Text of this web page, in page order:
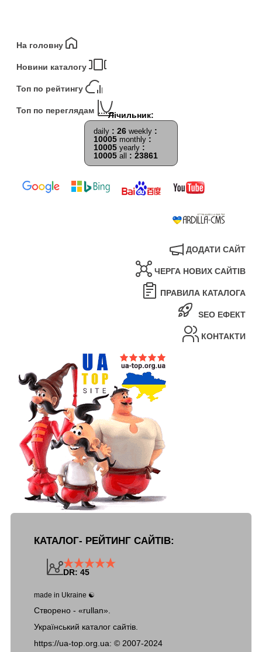
На головну
Новини каталогу
Топ по рейтингу
Топ по переглядам
daily : 26 weekly :
10005 monthly :
10005 yearly :
10005 all : 23861
ДОДАТИ САЙТ
ЧЕРГА НОВИХ САЙТІВ
ПРАВИЛА КАТАЛОГА
SEO ЕФЕКТ
КОНТАКТИ
КАТАЛОГ- РЕЙТИНГ САЙТІВ:
DR: 45
made in Ukraine ☯
Створено - «rullan».
Український каталог сайтів.
https://ua-top.org.ua: © 2007-2024